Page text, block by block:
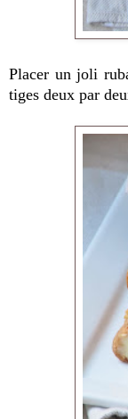
Placer un joli
tiges deux par